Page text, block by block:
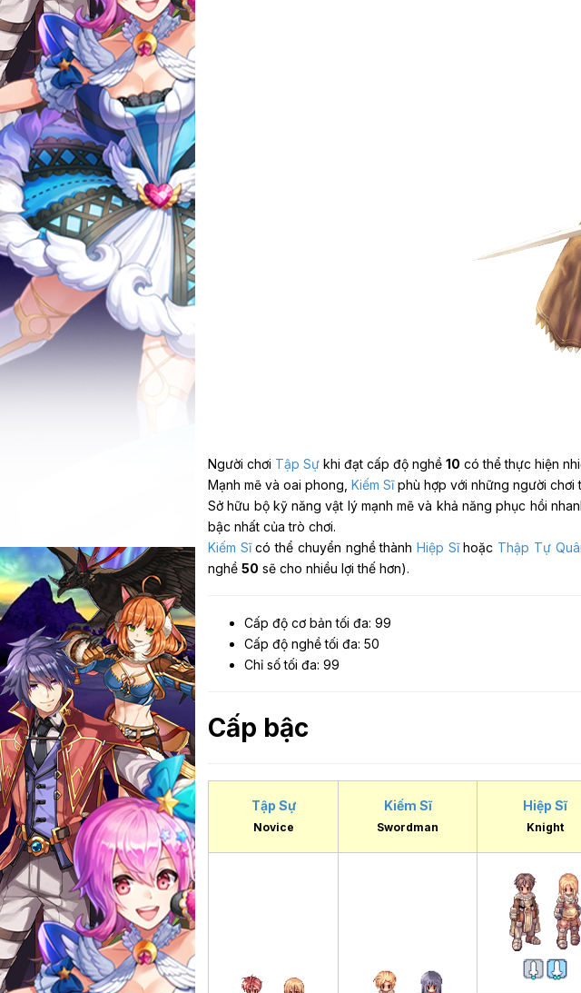
Người chơi Tập Sự khi đạt cấp độ nghề 10 có thể thực hiện
Mạnh mẽ và oai phong, Kiếm Sĩphù hợp với những người chơi
Sở hữu bộ kỹ năng vật lý mạnh mẽ và khả năng phục hồi
bậc nhất của trò chơi.
Kiếm Sĩcó thể chuyển nghề thànhHiệp Sĩhoặc Thập Tự
nghề 50 sẽ cho nhiều lợi thế hơn).
Cấp độ cơ bản tối đa: 99
Cấp độ nghề tối đa: 50
Chỉ số tối đa: 99
Cấp bậc
Tập Sự
Novice
Kiếm Sĩ
Swordman
Hiệp Sĩ
Knight